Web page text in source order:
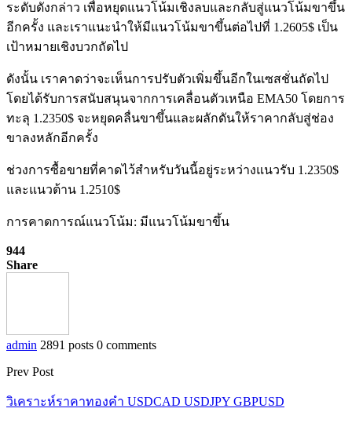
ระดับดังกล่าว เพื่อหยุดแนวโน้มเชิงลบและกลับสู่แนวโน้มขาขึ้น
อีกครั้ง และเราแนะนำให้มีแนวโน้มขาขึ้นต่อไปที่ 1.2605$ เป็น
เป้าหมายเชิงบวกถัดไป
ดังนั้น เราคาดว่าจะเห็นการปรับตัวเพิ่มขึ้นอีกในเซสชั่นถัดไป
โดยได้รับการสนับสนุนจากการเคลื่อนตัวเหนือ EMA50 โดยการ
ทะลุ 1.2350$ จะหยุดคลื่นขาขึ้นและผลักดันให้ราคากลับสู่ช่อง
ขาลงหลักอีกครั้ง
ช่วงการซื้อขายที่คาดไว้สำหรับวันนี้อยู่ระหว่างแนวรับ 1.2350$
และแนวต้าน 1.2510$
การคาดการณ์แนวโน้ม: มีแนวโน้มขาขึ้น
944
Share
admin 2891 posts 0 comments
Prev Post
วิเคราะห์ราคาทองคำ USDCAD USDJPY GBPUSD